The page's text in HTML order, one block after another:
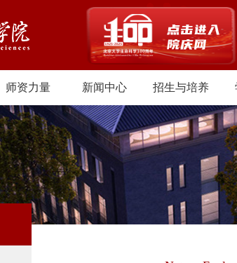
师资力量 新闻中心 招生与培养